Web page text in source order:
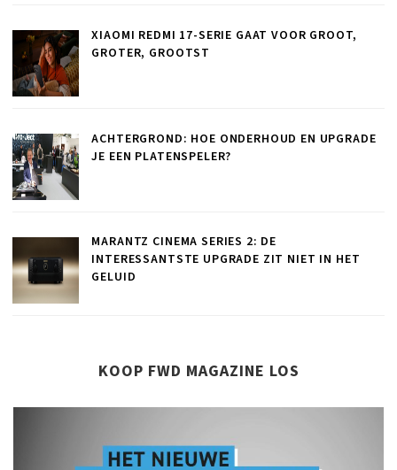
XIAOMI REDMI 17-SERIE GAAT VOOR GROOT,
GROTER, GROOTST
ACHTERGROND: HOE ONDERHOUD EN UPGRADE
JE EEN PLATENSPELER?
MARANTZ CINEMA SERIES 2: DE
INTERESSANTSTE UPGRADE ZIT NIET IN HET
GELUID
KOOP FWD MAGAZINE LOS